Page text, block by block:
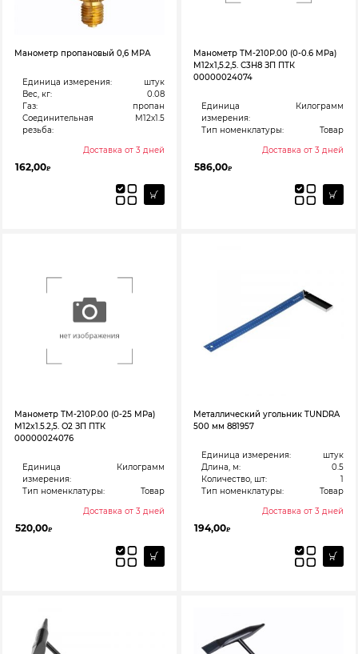
Манометр пропановый 0,6 МРА
Единица измерения:
штук
Вес, кг:
0.08
Газ:
пропан
Соединительная
резьба:
М12х1.5
Доставка от 3 дней
162,00₽
Манометр ТМ-210Р.00 (0-0.6 МРа)
M12x1,5.2,5. С3Н8 ЗП ПТК
00000024074
Единица
измерения:
Килограмм
Тип номенклатуры:
Товар
Доставка от 3 дней
586,00₽
Манометр ТМ-210Р.00 (0-25 МРа)
M12x1.5.2,5. О2 ЗП ПТК
00000024076
Единица
измерения:
Килограмм
Тип номенклатуры:
Товар
Доставка от 3 дней
520,00₽
Металлический угольник TUNDRA
500 мм 881957
Единица измерения:
штук
Длина, м:
0.5
Количество, шт:
1
Тип номенклатуры:
Товар
Доставка от 3 дней
194,00₽